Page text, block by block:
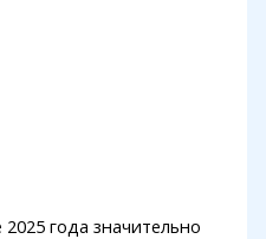
года значительно